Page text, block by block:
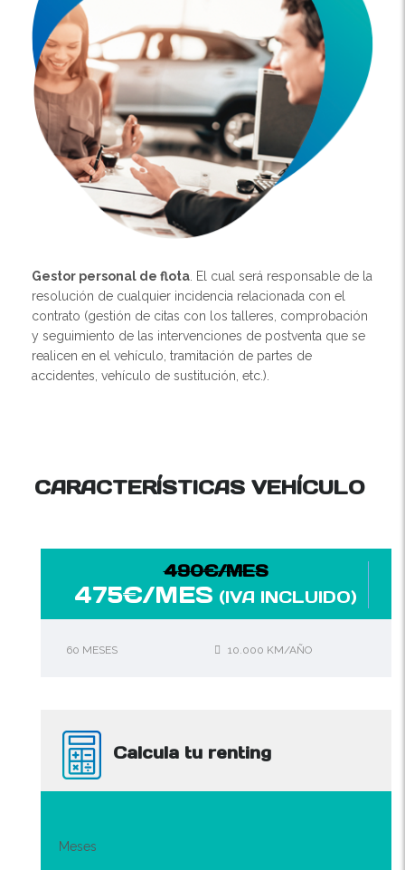
Gestor personal de flota . El cual será responsable de la
resolución de cualquier incidencia relacionada con el
contrato (gestión de citas con los talleres, comprobación
y seguimiento de las intervenciones de postventa que se
realicen en el vehículo, tramitación de partes de
accidentes, vehículo de sustitución, etc.).
CARACTERÍSTICAS VEHÍCULO
490€/MES
475€/MES (IVA INCLUIDO)
60 MESES 10.000 KM/AÑO
Calcula tu renting
Meses